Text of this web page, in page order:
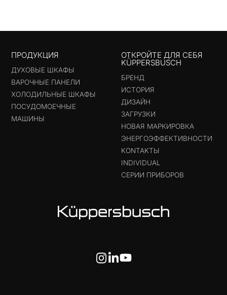
ПРОДУКЦИЯ
ДУХОВЫЕ ШКАФЫ
ВАРОЧНЫЕ ПАНЕЛИ
ХОЛОДИЛЬНЫЕ ШКАФЫ
ПОСУДОМОЕЧНЫЕ
МАШИНЫ
ОТКРОЙТЕ ДЛЯ СЕБЯ
KÜPPERSBUSCH
БРЕНД
ИСТОРИЯ
ДИЗАЙН
ЗАГРУЗКИ
НОВАЯ МАРКИРОВКА
ЭНЕРГОЭФФЕКТИВНОСТИ
KONTAKTЫ
INDIVIDUAL
СЕРИИ ПРИБОРОВ